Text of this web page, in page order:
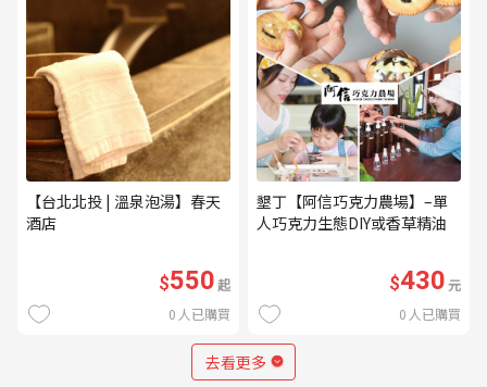
【台北北投 | 溫泉泡湯】春天
酒店
$550起
0 人已購買
墾丁【阿信巧克力農場】–單
人巧克力生態DIY或香草精油
$430元
0 人已購買
去看更多